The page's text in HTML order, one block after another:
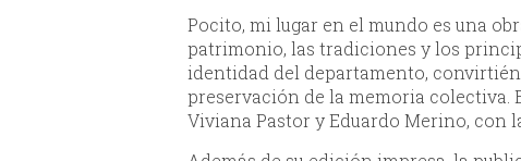
Pocito, mi lugar en el mundo es una
patrimonio, las tradiciones y los
identidad del departamento,
preservación de la memoria colectiva.
Viviana Pastor y Eduardo Merino, con